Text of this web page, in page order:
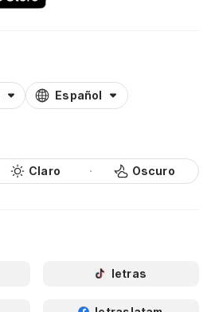
Español
Claro Oscuro
letras